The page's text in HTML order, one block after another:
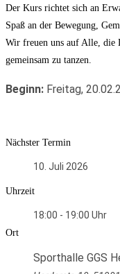
Der Kurs richtet sich an
Spaß an der Bewegung,
Wir freuen uns auf Alle, die
gemeinsam zu tanzen.
Beginn: Freitag,
Nächster Termin
10. Juli 2026
Uhrzeit
18:00 - 19:00
Ort
Sporthalle GGS